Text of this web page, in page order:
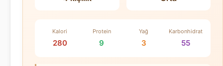
Kalori
280
Protein
9
Yağ
3
Karbonhidrat
55